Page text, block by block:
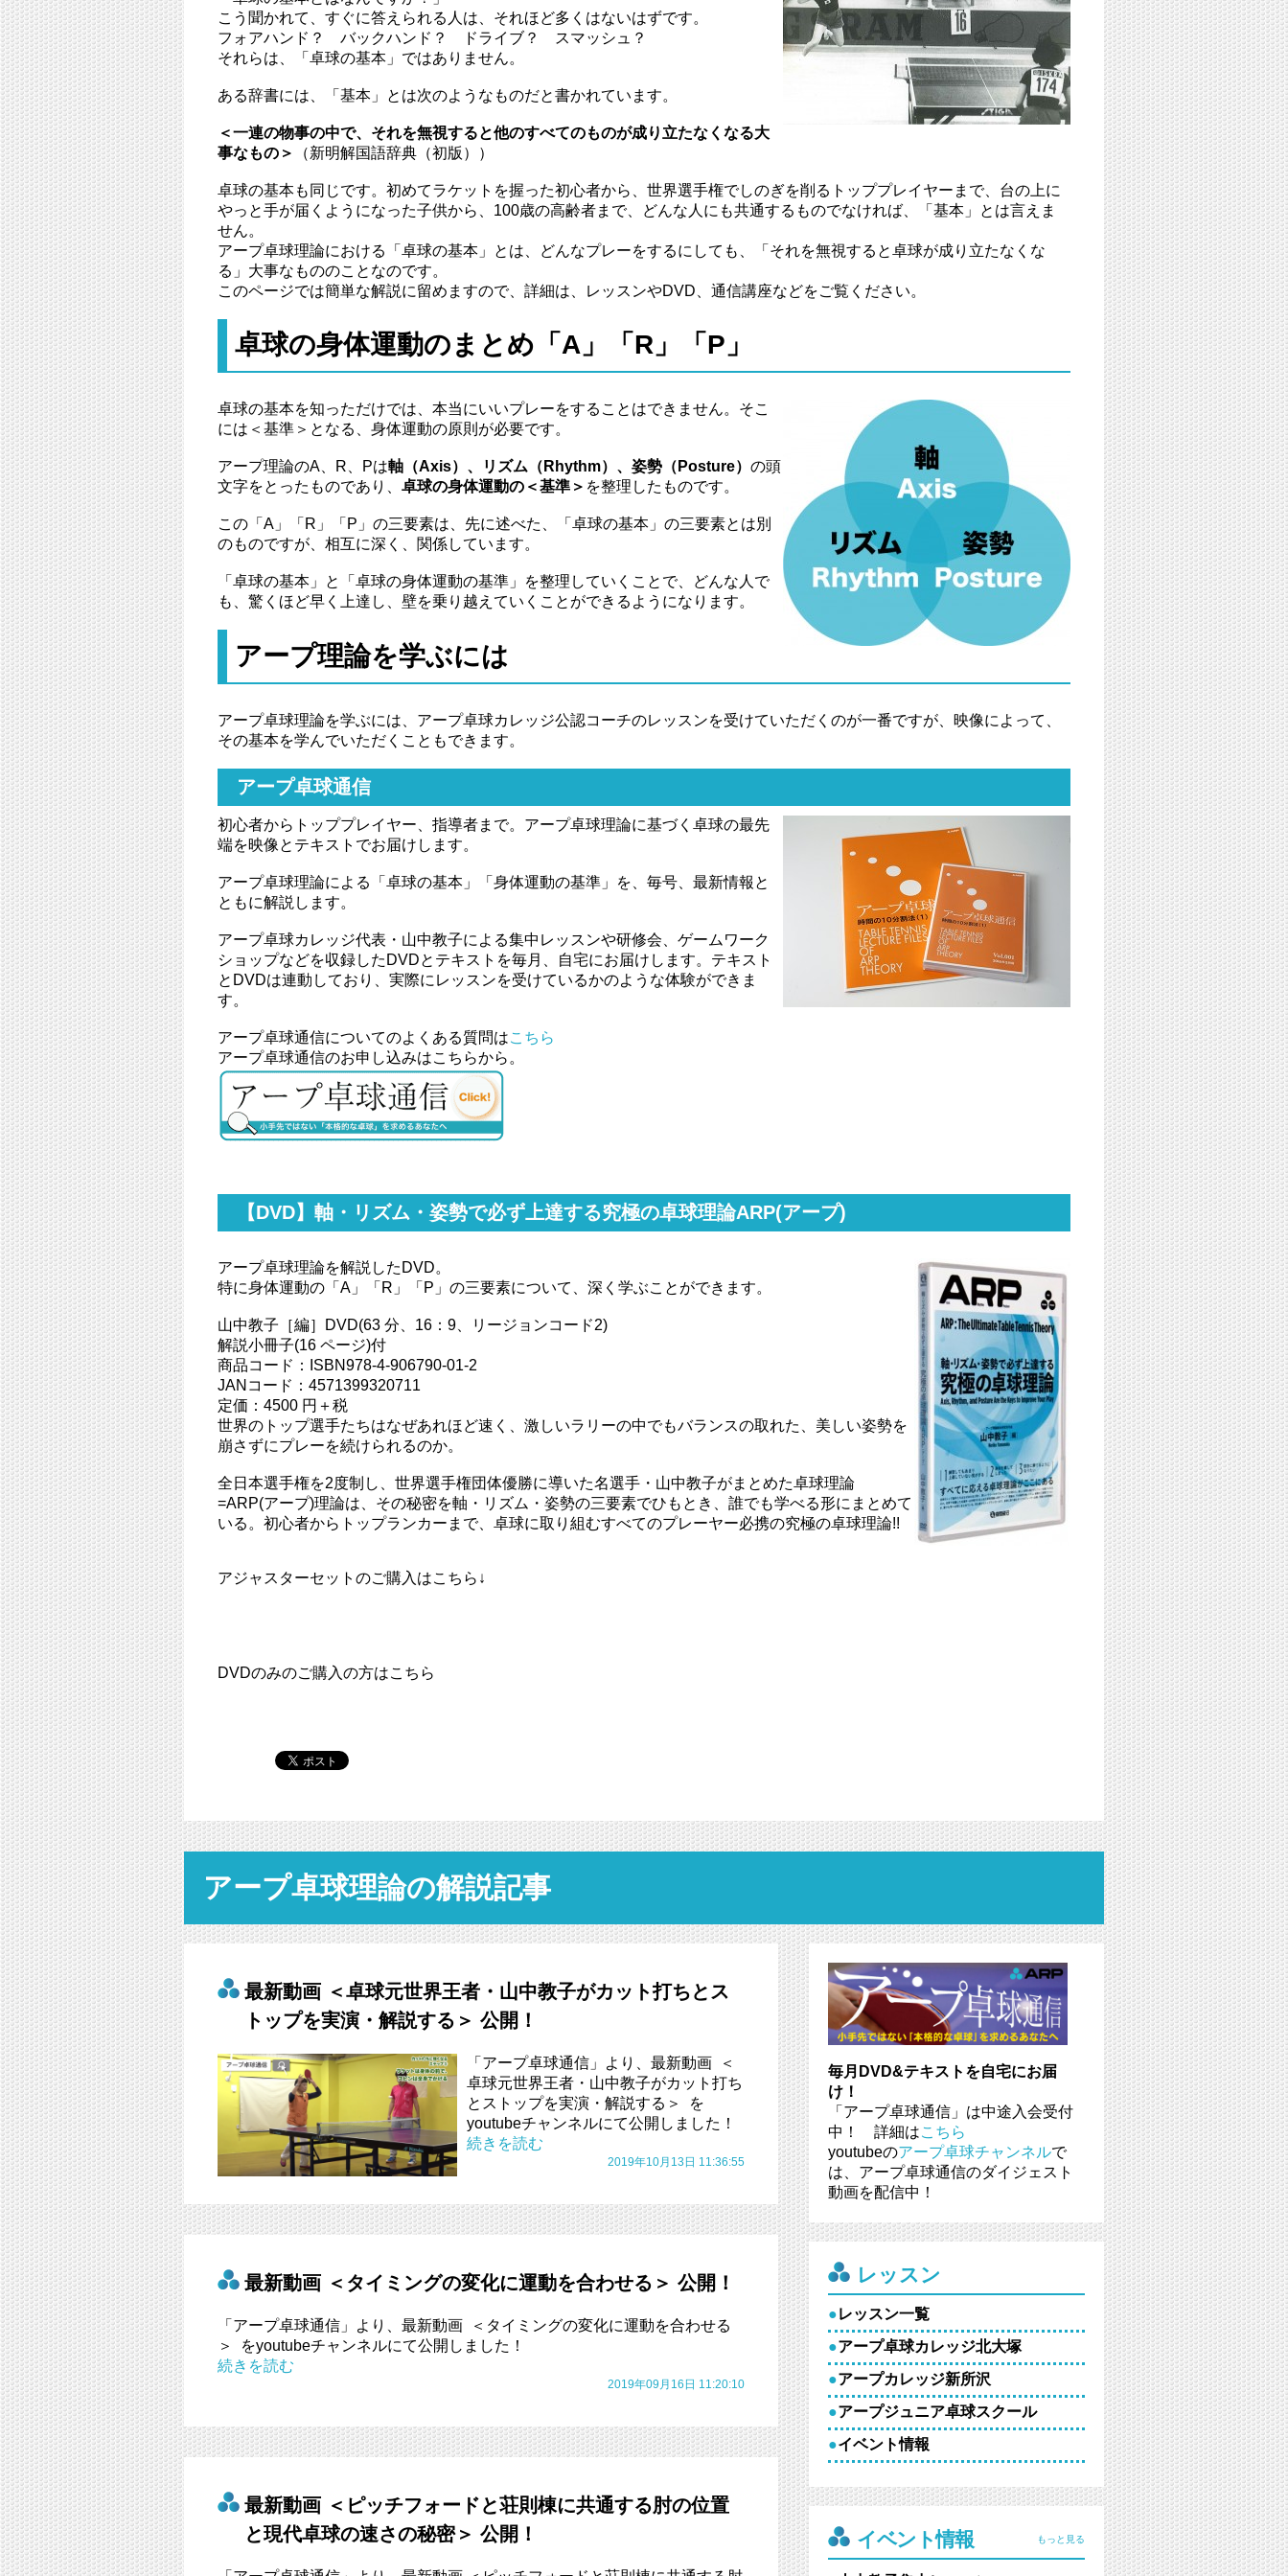
こう聞かれて、すぐに答えられる人は、それほど多くはないはずです。
フォアハンド？ バックハンド？ ドライブ？ スマッシュ？
それらは、「卓球の基本」ではありません。
ある辞書には、「基本」とは次のようなものだと書かれています。
＜一連の物事の中で、それを無視すると他のすべてのものが成り立たなくなる大
事なもの＞
（新明解国語辞典（初版））
卓球の基本も同じです。初めてラケットを握った初心者から、世界選手権でしのぎを削るトッププレイヤーまで、台の上に
やっと手が届くようになった子供から、100歳の高齢者まで、どんな人にも共通するものでなければ、「基本」とは言えま
せん。
アープ卓球理論における「卓球の基本」とは、どんなプレーをするにしても、「それを無視すると卓球が成り立たなくな
る」大事なもののことなのです。
このページでは簡単な解説に留めますので、詳細は、レッスンやDVD、通信講座などをご覧ください。
卓球の身体運動のまとめ「A」「R」「P」
卓球の基本を知っただけでは、本当にいいプレーをすることはできません。そこ
には＜基準＞となる、身体運動の原則が必要です。
アープ理論のA、R、Pは軸（Axis）、リズム（Rhythm）、姿勢（Posture） の頭
文字をとったものであり、 卓球の身体運動の＜基準＞ を整理したものです。
この「A」「R」「P」の三要素は、先に述べた、「卓球の基本」の三要素とは別
のものですが、相互に深く、関係しています。
「卓球の基本」と「卓球の身体運動の基準」を整理していくことで、どんな人で
も、驚くほど早く上達し、壁を乗り越えていくことができるようになります。
アープ理論を学ぶには
アープ卓球理論を学ぶには、アープ卓球カレッジ公認コーチのレッスンを受けていただくのが一番ですが、映像によって、
その基本を学んでいただくこともできます。
アープ卓球通信
初心者からトッププレイヤー、指導者まで。アープ卓球理論に基づく卓球の最先
端を映像とテキストでお届けします。
アープ卓球理論による「卓球の基本」「身体運動の基準」を、毎号、最新情報と
ともに解説します。
アープ卓球カレッジ代表・山中教子による集中レッスンや研修会、ゲームワーク
ショップなどを収録したDVDとテキストを毎月、自宅にお届けします。テキスト
とDVDは連動しており、実際にレッスンを受けているかのような体験ができま
す。
アープ卓球通信についてのよくある質問はこちら
アープ卓球通信のお申し込みはこちらから。
【DVD】軸・リズム・姿勢で必ず上達する究極の卓球理論ARP(アープ)
アープ卓球理論を解説したDVD。
特に身体運動の「A」「R」「P」の三要素について、深く学ぶことができます。
山中教子［編］DVD(63 分、16：9、リージョンコード2)
解説小冊子(16 ページ)付
商品コード：ISBN978-4-906790-01-2
JANコード：4571399320711
定価：4500 円＋税
世界のトップ選手たちはなぜあれほど速く、激しいラリーの中でもバランスの取れた、美しい姿勢を
崩さずにプレーを続けられるのか。
全日本選手権を2度制し、世界選手権団体優勝に導いた名選手・山中教子がまとめた卓球理論
=ARP(アープ)理論は、その秘密を軸・リズム・姿勢の三要素でひもとき、誰でも学べる形にまとめて
いる。初心者からトップランカーまで、卓球に取り組むすべてのプレーヤー必携の究極の卓球理論!!
アジャスターセットのご購入はこちら↓
DVDのみのご購入の方はこちら
アープ卓球理論の解説記事
最新動画 ＜卓球元世界王者・山中教子がカット打ちとス
トップを実演・解説する＞ 公開！
「アープ卓球通信」より、最新動画 ＜
卓球元世界王者・山中教子がカット打ち
とストップを実演・解説する＞ を
youtubeチャンネルにて公開しました！
続きを読む
2019年10月13日 11:36:55
最新動画 ＜タイミングの変化に運動を合わせる＞ 公開！
「アープ卓球通信」より、最新動画 ＜タイミングの変化に運動を合わせる
＞ をyoutubeチャンネルにて公開しました！
続きを読む
2019年09月16日 11:20:10
最新動画 ＜ピッチフォードと荘則棟に共通する肘の位置
と現代卓球の速さの秘密＞ 公開！
毎月DVD&テキストを自宅にお届
け！
「アープ卓球通信」は中途入会受付
中！ 詳細はこちら
youtubeのアープ卓球チャンネルで
は、アープ卓球通信のダイジェスト
動画を配信中！
レッスン
●レッスン一覧
●アープ卓球カレッジ北大塚
●アープカレッジ新所沢
●アープジュニア卓球スクール
●イベント情報
もっと見る
イベント情報